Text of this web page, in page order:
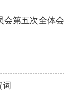
会第五次全体会
词